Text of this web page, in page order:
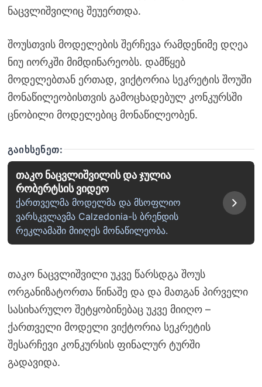
ნაცვლიშვილიც შეუერთდა.
შოუსთვის მოდელების შერჩევა რამდენიმე დღეა
ნიუ იორკში მიმდინარეობს. დამწყებ
მოდელებთან ერთად, ვიქტორია სეკრეტის შოუში
მონაწილეობისთვის გამოცხადებულ კონკურსში
ცნობილი მოდელებიც მონაწილეობენ.
ᲒᲐᲘᲮᲡᲔᲜᲔᲗ:
თაკო ნაცვლიშვილის და ჯულია
რობერტსის ვიდეო
ქართველმა მოდელმა და მსოფლიო
ვარსკვლავმა Calzedonia-ს ბრენდის
რეკლამაში მიიღეს მონაწილეობა.
თაკო ნაცვლიშვილი უკვე წარსდგა შოუს
ორგანიზატორთა წინაშე და და მათგან პირველი
სასიხარულო შეტყობინებაც უკვე მიიღო –
ქართველი მოდელი ვიქტორია სეკრეტის
შესარჩევი კონკურსის ფინალურ ტურში
გადავიდა.